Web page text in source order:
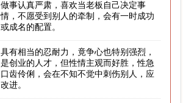
做事认真严肃，喜欢当老板自己决定事
情，不愿受到别人的牵制，会有一时成功
或成名的配置。
具有相当的忍耐力，竟争心也特别强烈，
是创业的人才，但性情主观而好胜，性急
口齿伶俐，会在不知不觉中刺伤别人，应
改进。